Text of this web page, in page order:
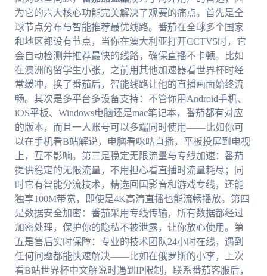
为它的六大核心功能完美解决了观赛的痛点。首先是全
球节点分布与智能推荐最优线路。番茄在全球多个国家
和地区都设有节点，当你在澳大利亚打开CCTV5时，它
会自动检测并推荐最快的线路，确保直播不卡顿。比如
在澳洲的留学生小张，之前用其他加速器看世界杯时经
常缓冲，换了番茄后，智能线路让他的直播画面始终流
畅。其次是多平台多设备支持：不管你用Android手机、
iOS平板、Windows电脑还是mac笔记本，番茄都有对应
的版本，而且一人账号可以多端同时使用——比如你可
以在手机看B站解说，电脑看咪咕直播，平板投屏到电视
上，互不影响。第三是稳定无限流量与专线加速：番茄
提供稳定的无限流量，不用担心看直播时流量耗尽；同
时它有智能分流技术，精选回国影音和游戏专线，还能
独享100M带宽，即使是4K高清直播也能流畅播放。第四
是数据安全加密：番茄采用专线传输，所有数据都经过
加密处理，保护你的隐私不被泄露，让你放心使用。第
五是售后实时保障：专业的技术团队24小时在线，遇到
任何问题都能快速解决——比如在俄罗斯的小李，上次
看B站世界杯中文解说时遇到IP限制，联系番茄客服后，